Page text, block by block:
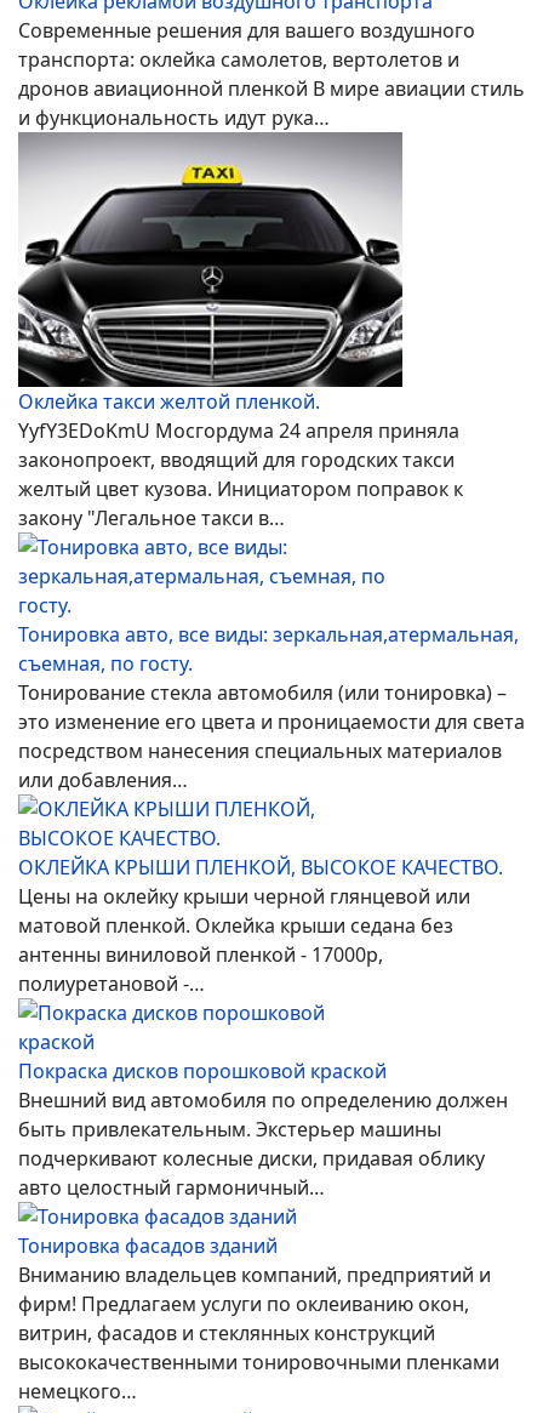
Современные решения для вашего воздушного
транспорта: оклейка самолетов, вертолетов и
дронов авиационной пленкой В мире авиации стиль
и функциональность идут рука…
Оклейка такси желтой пленкой.
YyfY3EDoKmU Мосгордума 24 апреля приняла
законопроект, вводящий для городских такси
желтый цвет кузова. Инициатором поправок к
закону "Легальное такси в…
Тонировка авто, все виды: зеркальная,атермальная,
съемная, по госту.
Тонирование стекла автомобиля (или тонировка) –
это изменение его цвета и проницаемости для света
посредством нанесения специальных материалов
или добавления…
ОКЛЕЙКА КРЫШИ ПЛЕНКОЙ, ВЫСОКОЕ КАЧЕСТВО.
Цены на оклейку крыши черной глянцевой или
матовой пленкой. Оклейка крыши седана без
антенны виниловой пленкой - 17000р,
полиуретановой -…
Покраска дисков порошковой краской
Внешний вид автомобиля по определению должен
быть привлекательным. Экстерьер машины
подчеркивают колесные диски, придавая облику
авто целостный гармоничный…
Тонировка фасадов зданий
Вниманию владельцев компаний, предприятий и
фирм! Предлагаем услуги по оклеиванию окон,
витрин, фасадов и стеклянных конструкций
высококачественными тонировочными пленками
немецкого…